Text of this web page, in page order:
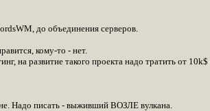
до объединения серверов.
кому-то - нет.
на развитие такого проекта надо тратить от 10k$
Надо писать - выживший ВОЗЛЕ вулкана.